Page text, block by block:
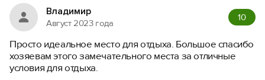
Владимир
Август 2023 года
10
Просто идеальное место для отдыха. Большое спасибо
хозяевам этого замечательного места за отличные
условия для отдыха.